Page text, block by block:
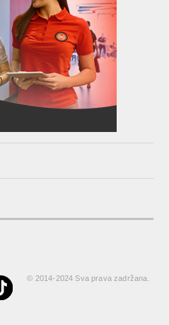
© 2014-2024 Sva prava zadržana.